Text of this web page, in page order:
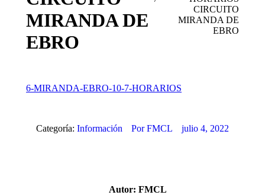
MIRANDA DE
EBRO
CIRCUITO
MIRANDA DE
EBRO
6-MIRANDA-EBRO-10-7-HORARIOS
Categoría: Información PorFMCL julio 4, 2022
Autor: FMCL